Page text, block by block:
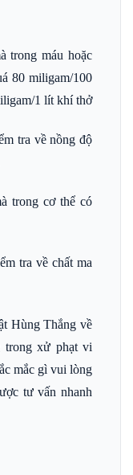
trong máu hoặc
80 miligam/100
1 lít khí thở
tra về nồng độ
trong cơ thể có
tra về chất ma
Hùng Thắng về
trong xử phạt vi
mắc gì vui lòng
tư vấn nhanh